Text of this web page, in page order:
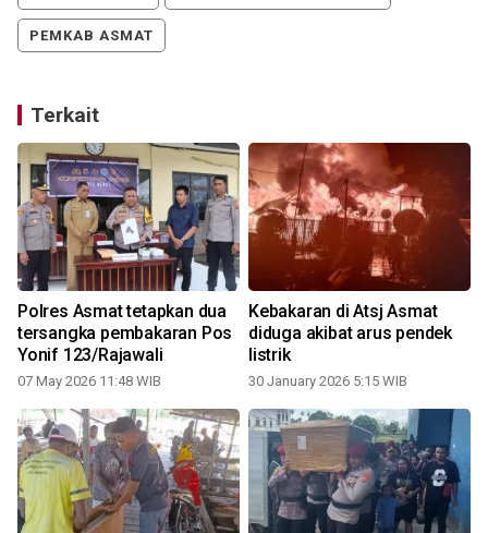
PEMKAB ASMAT
Terkait
Polres Asmat tetapkan dua
tersangka pembakaran Pos
Yonif 123/Rajawali
07 May 2026 11:48 WIB
Kebakaran di Atsj Asmat
diduga akibat arus pendek
listrik
30 January 2026 5:15 WIB